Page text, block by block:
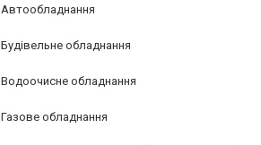
Автообладнання
Будівельне обладнання
Водоочисне обладнання
Газове обладнання